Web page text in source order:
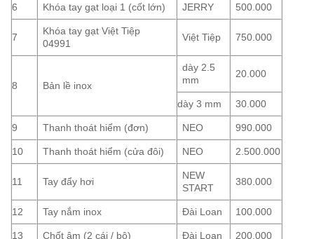
6 Khóa tay gạt loại 1 (cốt lớn) JERRY 500.000
7
Khóa tay gạt Việt Tiệp
04991
Việt Tiệp 750.000
8 Bản lề inox
dày 2.5
mm
20.000
dày 3 mm 30.000
9 Thanh thoát hiểm (đơn) NEO 990.000
10 Thanh thoát hiểm (cửa đôi) NEO 2.500.000
11 Tay đẩy hơi
NEW
START
380.000
12 Tay nắm inox Đài Loan 100.000
13 Chốt âm (2 cái / bộ) Đài Loan 200.000